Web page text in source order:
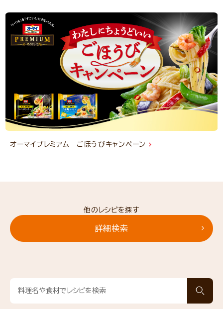
オーマイプレミアム ごほうびキャンペーン
他のレシピを探す
詳細検索